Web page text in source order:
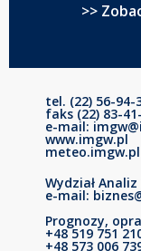
>>
tel. (22) 56-94-
faks (22) 83-
e-mail:
www.imgw.pl
meteo.imgw.pl
Wydział
e-mail:
Prognozy,
+48 519 751
+48 573 006